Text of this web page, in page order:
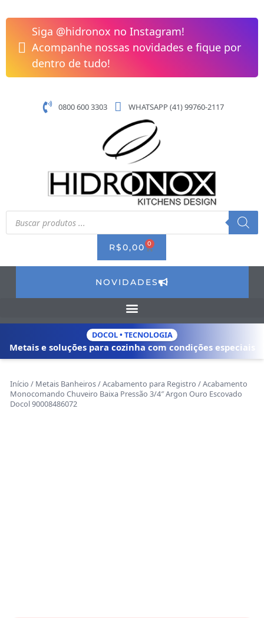
para
conteúdo
Siga @hidronox no Instagram!
Acompanhe nossas novidades e fique por
dentro de tudo!
0800 600 3303 WHATSAPP (41) 99760-2117
Pesquisar
produtos
R$0,00 0 CART
NOVIDADES
DOCOL • TECNOLOGIA
Metais e soluções para cozinha com condições especiais
Início / Metais Banheiros/Acabamento para Registro / Acabamento
Monocomando Chuveiro Baixa Pressão 3/4″ Argon Ouro Escovado
Docol 90008486072
Monocomando
Chuveiro
Baixa
Pressão
3/4"
Ouro
quantidade